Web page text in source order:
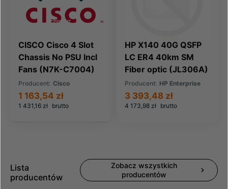
CISCO Cisco 4 Slot
Chassis No PSU Incl
Fans (N7K-C7004)
Producent: Cisco
1 431,16 zł brutto
1 163,54 zł
HP X140 40G QSFP
LC ER4 40km SM
Fiber optic (JL306A)
Producent: HP Enterprise
4 173,98 zł brutto
3 393,48 zł
Lista
producentów
Zobacz wszystkich
producentów